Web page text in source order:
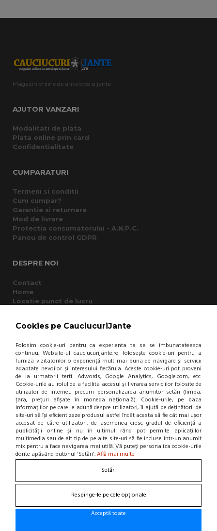
Cookies pe CauciucuriJante
Folosim cookie-uri pentru ca experienta ta sa se imbunatateasca
continuu. Website-ul cauciucurijante.ro folosește cookie-uri pentru a
furniza vizitatorilor o experiență mult mai buna de navigare și servicii
adaptate nevoilor și interesului fiecăruia. Aceste cookie-uri pot proveni
de la urmatorii terti: Adwords, Google Analytics, Google.com, etc.
Cookie-urile au rolul de a facilita accesul și livrarea serviciilor folosite de
utilizator de internet, precum personalizarea anumitor setări (limba,
țara, prețuri afișate în moneda națională). Cookie-urile, pe baza
informațiilor pe care le adună despre utilizatori, îi ajută pe deținătorii de
site-uri să își eficientizeze produsul astfel încât acesta să fie cât mai ușor
accesat de către utilizatori, de asemenea cresc gradul de eficiență a
publicității online și nu în ultimul rând pot permite aplicațiilor
multimedia sau de alt tip de pe alte site-uri să fie incluse într-un anumit
mix pentru a face navigarea mai utilă. Vă puteți personaliza cookie-urile
dorite apăsând butonul 'Setări'.Află mai multe
Setări
Respinge-le pe cele opționale
Acceptă toate
Magazin online de anvelope si jante
AJUTOR VANZARI
Modalitati de plata
Plata online prin card
Confidentialitate
CUMPARATURI
Termeni si conditii
Cum cumpar?
Garantie si returnare
Mod de livrare
Protectia consumatorului - A.N.P.C.
Panou de control GDPR
DESPRE NOI
Contact
Home
Locatie punct de lucru
Contacteaza-ne
Suna la 0766 182 324, 0766 182 326
Craiova, Str. Calea Bucuresti, Bl A4, parter
(zona semafoare Institut)
office@cauciucurijante.ro
Fii la curent cu noutatile!